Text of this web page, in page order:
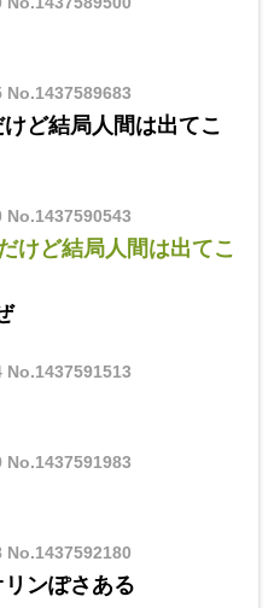
No.1437589683
ど結局人間は出てこ
No.1437590543
けど結局人間は出てこ
No.1437591513
No.1437591983
No.1437592180
ンぽさある